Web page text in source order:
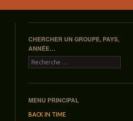
CHERCHER UN GROUPE, PAYS,
ANNÉE…
Recherche
MENU PRINCIPAL
BACK IN TIME